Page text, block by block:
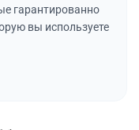
гарантированно
вы используете